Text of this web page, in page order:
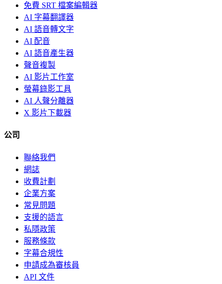
免費 SRT 檔案編輯器
AI 字幕翻譯器
AI 語音轉文字
AI 配音
AI 語音產生器
聲音複製
AI 影片工作室
螢幕錄影工具
AI 人聲分離器
X 影片下載器
公司
聯絡我們
網誌
收費計劃
企業方案
常見問題
支援的語言
私隱政策
服務條款
字幕合規性
申請成為審核員
API 文件